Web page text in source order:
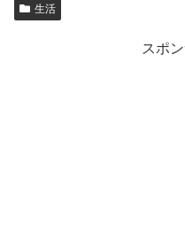
生活
スポ